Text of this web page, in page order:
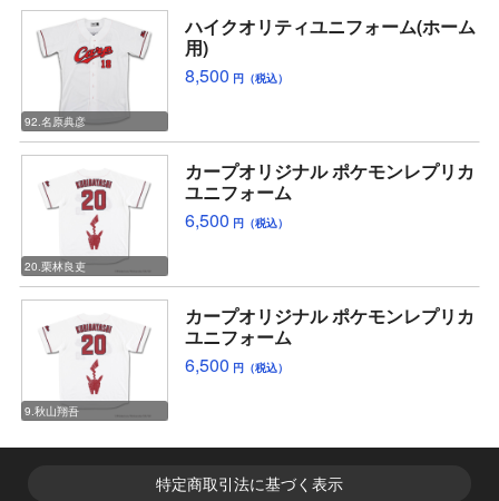
92.名原典彦
ハイクオリティユニフォーム(ホーム
用)
8,500 円（税込）
20.栗林良吏
カープオリジナル ポケモンレプリカ
ユニフォーム
6,500 円（税込）
9.秋山翔吾
カープオリジナル ポケモンレプリカ
ユニフォーム
6,500 円（税込）
特定商取引法に基づく表示